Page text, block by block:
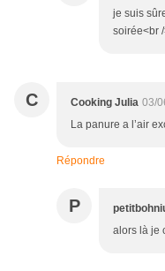
je suis
soirée<br
C Cooking Julia 03/
La panure a l’air
Répondre
P
alors là je